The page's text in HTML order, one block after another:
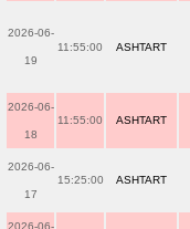
2026-06-
19
11:55:00 ASHTART
2026-06-
18
11:55:00 ASHTART
2026-06-
17
15:25:00 ASHTART
2026-06-